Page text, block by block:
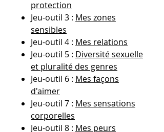
protection
Jeu-outil 3 : Mes zones
sensibles
Jeu-outil 4 : Mes relations
Jeu-outil 5 : Diversité sexuelle
et pluralité des genres
Jeu-outil 6 : Mes façons
d'aimer
Jeu-outil 7 : Mes sensations
corporelles
Jeu-outil 8 : Mes peurs